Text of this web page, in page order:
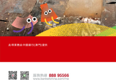
美高梅中國收購母企內地酒店業務
擴大大中華文旅布局
02/07/2026